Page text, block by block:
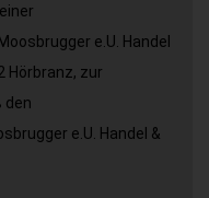
e.U. Handel
Hörbranz, zur
den
e.U. Handel &